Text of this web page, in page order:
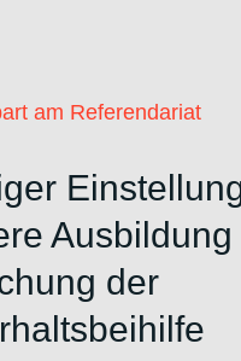
am Referendariat
Ausbildung
der